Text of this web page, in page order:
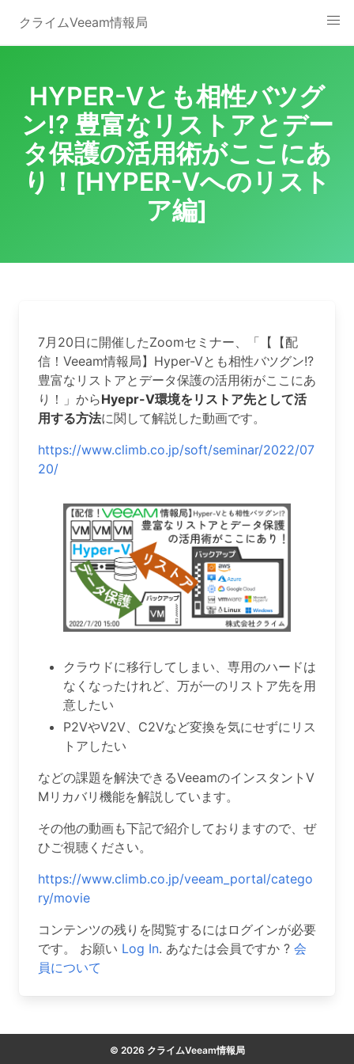
content
クライムVeeam情報局
HYPER-Vとも相性バツグ
ン!? 豊富なリストアとデー
タ保護の活用術がここにあ
り！[HYPER-Vへのリスト
ア編]
7月20日に開催したZoomセミナー、「【【配
信！Veeam情報局】Hyper-Vとも相性バツグン!?
豊富なリストアとデータ保護の活用術がここにあ
り！」からHyepr-V環境をリストア先として活
用する方法に関して解説した動画です。
https://www.climb.co.jp/soft/seminar/2022/07
20/
クラウドに移行してしまい、専用のハードは
なくなったけれど、万が一のリストア先を用
意したい
P2VやV2V、C2Vなど変換を気にせずにリス
トアしたい
などの課題を解決できるVeeamのインスタントV
Mリカバリ機能を解説しています。
その他の動画も下記で紹介しておりますので、ぜ
ひご視聴ください。
https://www.climb.co.jp/veeam_portal/catego
ry/movie
コンテンツの残りを閲覧するにはログインが必要
です。 お願い Log In. あなたは会員ですか ? 会
員について
© 2026 クライムVeeam情報局